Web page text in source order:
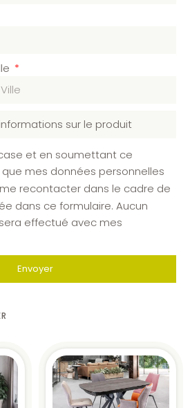
et en soumettant ce
mes données personnelles
recontacter dans le cadre de
dans ce formulaire. Aucun
effectué avec mes
Envoyer